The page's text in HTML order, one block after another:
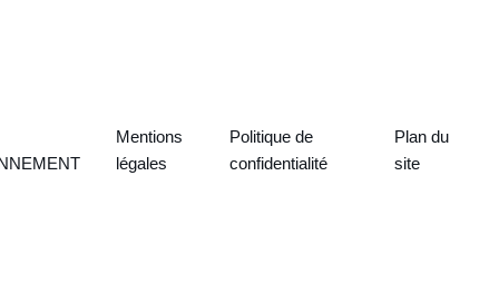
Mentions
légales
Politique de
confidentialité
Plan du
site